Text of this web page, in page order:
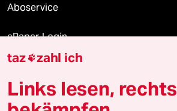
Aboservice
ePaper Login
Downloads für Abonnierende
taz zahl ich
Links lesen, rechts